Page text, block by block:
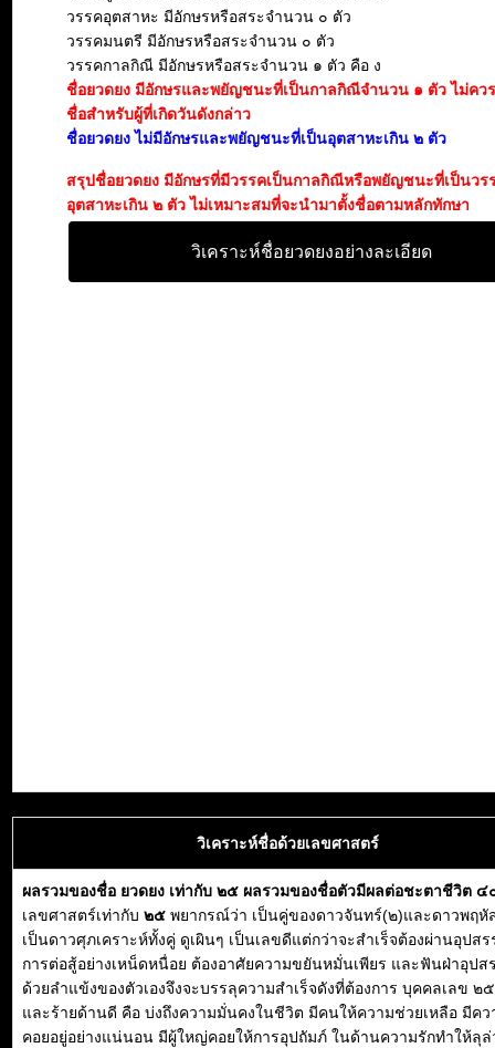
วรรคอุตสาหะ มีอักษรหรือสระจำนวน ๐ ตัว
วรรคมนตรี มีอักษรหรือสระจำนวน ๐ ตัว
วรรคกาลกิณี มีอักษรหรือสระจำนวน ๑ ตัว คือ ง
ชื่อยวดยง มีอักษรและพยัญชนะที่เป็นกาลกิณีจำนวน ๑ ตัว ไม่คว
ชื่อสำหรับผู้ที่เกิดวันดังกล่าว
ชื่อยวดยง ไม่มีอักษรและพยัญชนะที่เป็นอุตสาหะเกิน ๒ ตัว
สรุปชื่อยวดยง มีอักษรที่มีวรรคเป็นกาลกิณีหรือพยัญชนะที่เป็นวร
อุตสาหะเกิน ๒ ตัว ไม่เหมาะสมที่จะนำมาตั้งชื่อตามหลักทักษา
วิเคราะห์ชื่อยวดยงอย่างละเอียด
วิเคราะห์ชื่อด้วยเลขศาสตร์
ผลรวมของชื่อ ยวดยง เท่ากับ ๒๕ ผลรวมของชื่อตัวมีผลต่อชะตาชีวิต ๔
เลขศาสตร์เท่ากับ ๒๕ พยากรณ์ว่า เป็นคู่ของดาวจันทร์(๒)และดาวพฤหั
เป็นดาวศุภเคราะห์ทั้งคู่ ดูเผินๆ เป็นเลขดีแต่กว่าจะสำเร็จต้องผ่านอุปส
การต่อสู้อย่างเหน็ดหนื่อย ต้องอาศัยความขยันหมั่นเพียร และฟันฝ่าอุปส
ด้วยลำแข้งของตัวเองจึงจะบรรลุความสำเร็จดังที่ต้องการ บุคคลเลข ๒
และร้ายด้านดี คือ บ่งถึงความมั่นคงในชีวิต มีคนให้ความช่วยเหลือ มีคว
คอยอยู่อย่างแน่นอน มีผู้ใหญ่คอยให้การอุปถัมภ์ ในด้านความรักทำให้ลุล่